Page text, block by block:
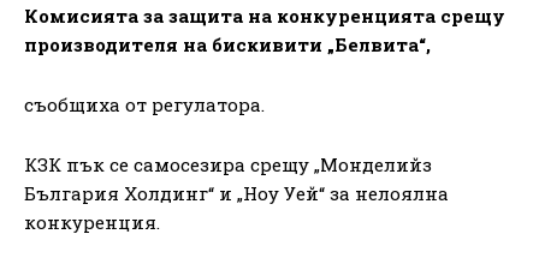
Комисията за защита на конкуренцията срещу
производителя на бискивити „Белвита“,
съобщиха от регулатора.
КЗК пък се самосезира срещу „Монделийз
България Холдинг“ и „Ноу Уей“ за нелоялна
конкуренция.